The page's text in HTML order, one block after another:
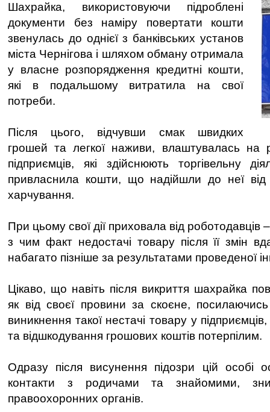
Шахрайка, використовуючи підроблені
документи без наміру повертати кошти
звенулась до однієї з банківських установ
міста Чернігова і шляхом обману отримала
у власне розпорядження кредитні кошти,
які в подальшому витратила на свої
потреби.
Після цього, відчувши смак швидких
грошей та легкої наживи, влаштувалась на
підприємців, які здійснюють торгівельну
привласнила кошти, що надійшли до неї від
харчування.
При цьому свої дії приховала від роботодавців
з чим факт недостачі товару після її змін
набагато пізніше за результатами проведеної
Цікаво, що навіть після викриття шахрайка
як від своєї провини за скоєне,
виникнення такої нестачі товару у
та відшкодування грошових коштів потерпілим.
Одразу після висунення підозри цій особі
контакти з родичами та знайомими,
правоохоронних органів.